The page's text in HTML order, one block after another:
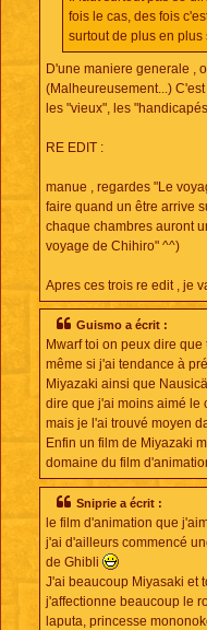
fois le cas, des fois
surtout de plus en
D'une maniere generale ,
(Malheureusement...)
les "vieux", les
RE EDIT :
manue , regardes "Le
faire quand un être arrive
chaque chambres auront
voyage de Chihiro" ^^)
Apres ces trois re edit , je
Guismo a écrit :
Mwarf toi on peux dire que
même si j'ai tendance à
Miyazaki ainsi que
dire que j'ai moins aimé le
mais je l'ai trouvé moyen
Enfin un film de Miyazaki
domaine du film
Sniprie a écrit :
le film d'animation que
j'ai d'ailleurs commencé
de Ghibli
J'ai beaucoup Miyasaki et
j'affectionne beaucoup le
laputa, princesse